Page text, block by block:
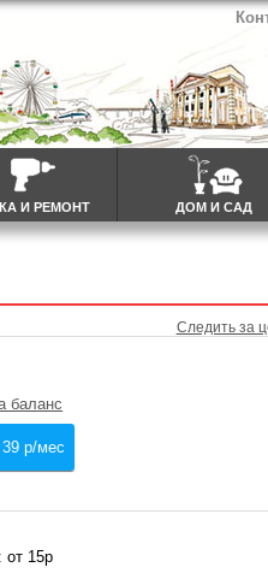
И РЕМОНТ ДОМ И САД
Следить за
баланс
39 р/мес
от 15р